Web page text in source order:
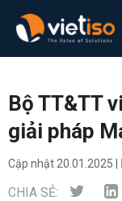
Bộ TT&TT
giải pháp
Cập nhật 20.01.2025 |
CHIA SẺ: